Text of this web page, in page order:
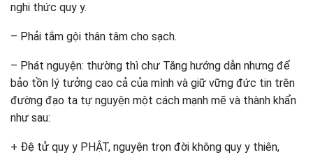
nghi thức quy y.
– Phải tắm gội thân tâm cho sạch.
– Phát nguyện: thường thì chư Tăng hướng dẫn nhưng để
bảo tồn lý tưởng cao cả của mình và giữ vững đức tin trên
đường đạo ta tự nguyện một cách mạnh mẽ và thành khẩn
như sau:
+ Đệ tử quy y PHẬT, nguyện trọn đời không quy y thiên,